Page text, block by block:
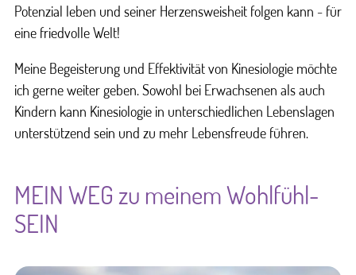
Kinder/Jugendliche
Über mich
Blog
Termine
Potenzial leben und seiner Herzensweisheit folgen kann - für
eine friedvolle Welt!
Meine Begeisterung und Effektivität von Kinesiologie möchte
ich gerne weiter geben. Sowohl bei Erwachsenen als auch
Kindern kann Kinesiologie in unterschiedlichen Lebenslagen
unterstützend sein und zu mehr Lebensfreude führen.
MEIN WEG zu meinem Wohlfühl-
SEIN